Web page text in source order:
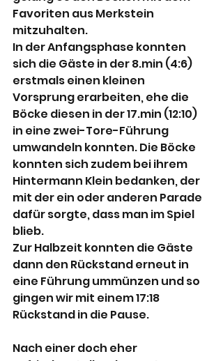
Favoriten aus Merkstein
mitzuhalten.
In der Anfangsphase konnten
sich die Gäste in der 8.min (4:6)
erstmals einen kleinen
Vorsprung erarbeiten, ehe die
Böcke diesen in der 17.min (12:10)
in eine zwei-Tore-Führung
umwandeln konnten. Die Böcke
konnten sich zudem bei ihrem
Hintermann Klein bedanken, der
mit der ein oder anderen Parade
dafür sorgte, dass man im Spiel
blieb.
Zur Halbzeit konnten die Gäste
dann den Rückstand erneut in
eine Führung ummünzen und so
gingen wir mit einem 17:18
Rückstand in die Pause.
Nach einer doch eher